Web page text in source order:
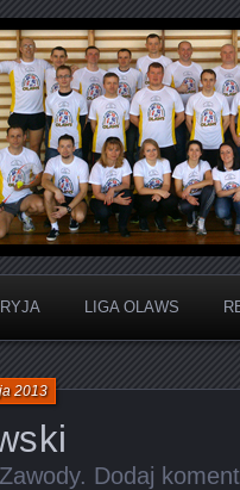
Sportowego
LIGA OLAWS
2013
Zawody. Dodaj